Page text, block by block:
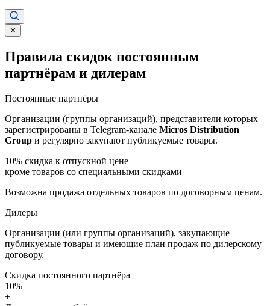
✕
Правила скидок постоянным
партнёрам и дилерам
Постоянные партнёры
Организации (группы организаций), представители которых
зарегистрированы в Telegram-канале Micros Distribution
Group и регулярно закупают публикуемые товары.
10% скидка к отпускной цене
кроме товаров со специальными скидками
Возможна продажа отдельных товаров по договорным ценам.
Дилеры
Организации (или группы организаций), закупающие
публикуемые товары и имеющие план продаж по дилерскому
договору.
Скидка постоянного партнёра
10%
+